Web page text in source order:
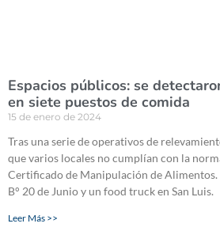
Espacios públicos: se
en siete puestos de comida
15 de enero de 2024
Tras una serie de operativos de
que varios locales no cumplían con la
Certificado de Manipulación de Alimentos.
B° 20 de Junio y un food truck en San Luis.
Leer Más >>